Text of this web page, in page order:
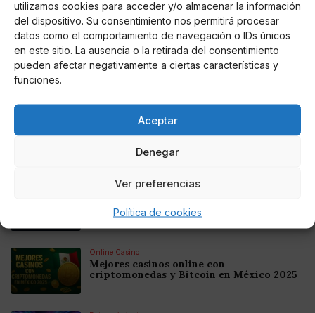
utilizamos cookies para acceder y/o almacenar la información
del dispositivo. Su consentimiento nos permitirá procesar
datos como el comportamiento de navegación o IDs únicos
en este sitio. La ausencia o la retirada del consentimiento
pueden afectar negativamente a ciertas características y
funciones.
Aceptar
Denegar
Ver preferencias
Política de cookies
AUTOR
Miguel Doncel
Noticias relacionadas
Online Casino
Mejores Cripto Casinos Online en
Colombia 2025: Bitcoin Casinos
Online Casino
Criptomonedas en Argentina 2025
Online Casino
Mejores casinos online con
criptomonedas y Bitcoin en México 2025